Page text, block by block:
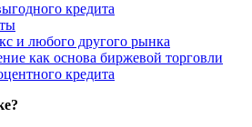
кредита
и любого другого рынка
как основа биржевой торговли
кредита